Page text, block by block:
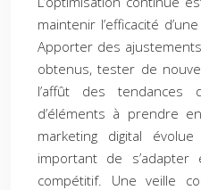
maintenir l’efficacité
Apporter des
obtenus, tester de
l’affût des
d’éléments à prendre
marketing digital
important de
compétitif. Une veille